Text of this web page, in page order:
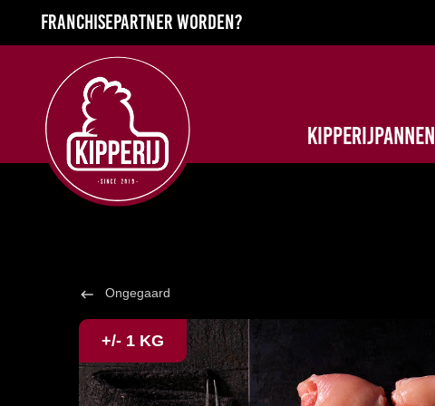
Franchisepartner worden?
Kipperijpannen
keyboard_backspace Ongegaard
+/- 1 KG